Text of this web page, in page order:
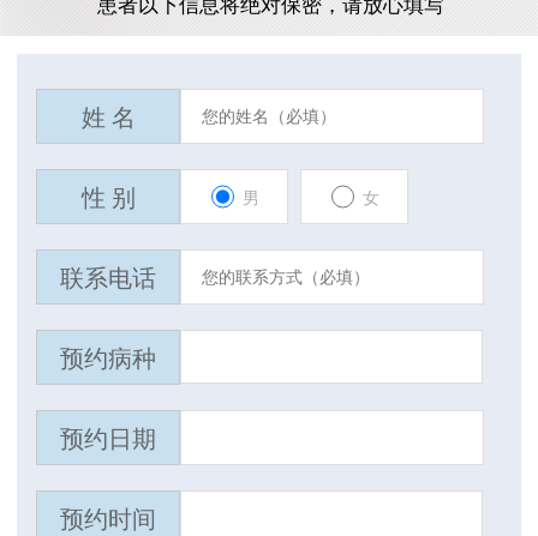
姓 名
性 别 男 女
联系电话
预约病种
预约日期
预约时间